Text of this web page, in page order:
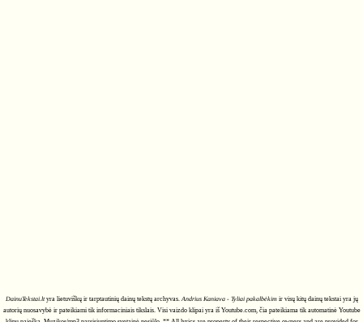
DainuTekstai.ltyra lietuviškų ir tarptautinių dainų tekstų archyvas.Andrius Kaniava - Tyliai pakalbėkimir visų kitų dainų tekstai yra jų
autorių nuosavybė ir pateikiami tik informaciniais tikslais. Visi vaizdo klipai yra iš Youtube.com, čia pateikiama tik automatinė Youtube